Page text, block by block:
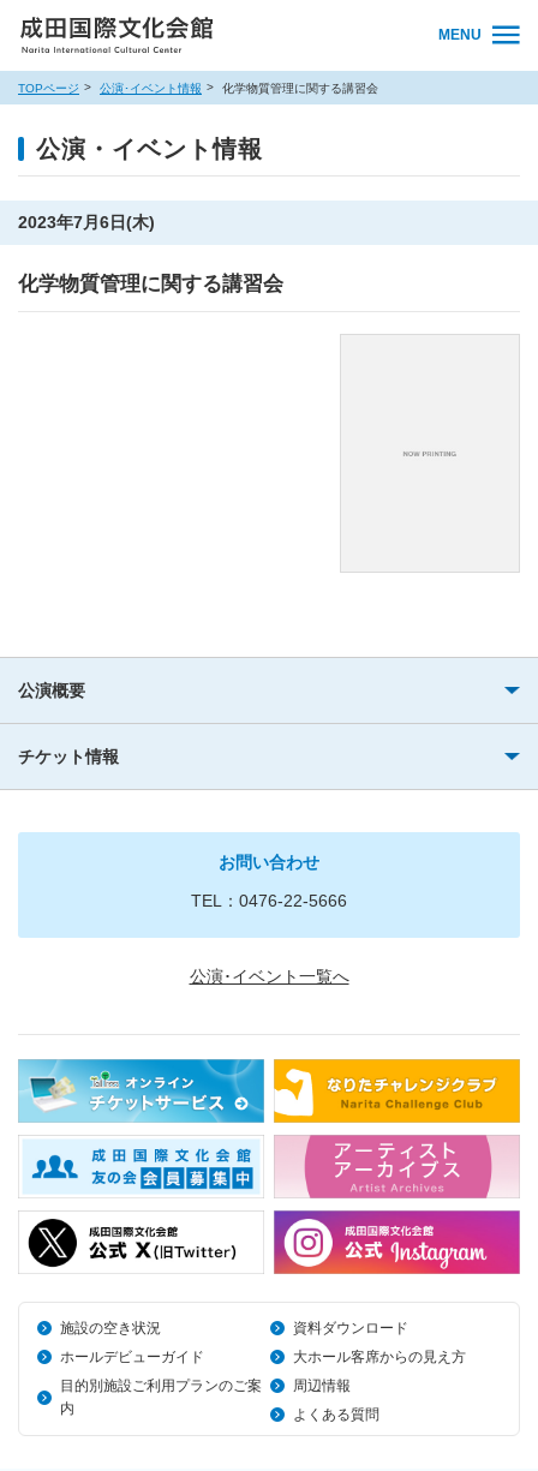
MENU
TOPページ 公演･イベント情報 化学物質管理に関する講習会
公演・イベント情報
2023年7月6日(木)
化学物質管理に関する講習会
公演概要
チケット情報
お問い合わせ
TEL：0476-22-5666
公演･イベント一覧へ
施設の空き状況
資料ダウンロード
ホールデビューガイド
大ホール客席からの見え方
目的別施設ご利用プランのご案
内
周辺情報
よくある質問